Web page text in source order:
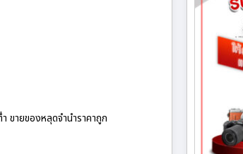
ขายของหลุดจำนำราคาถูก